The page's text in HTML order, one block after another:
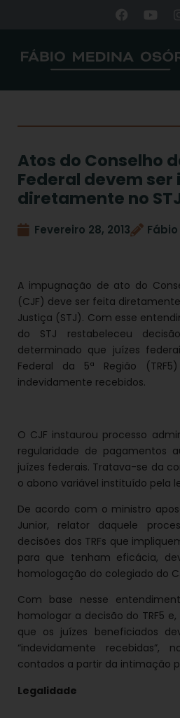
Atos do Conselho
Federal devem
diretamente no
Fevereiro 28, 2013
A impugnação de ato do
(CJF) deve ser feita
Justiça (STJ). Com esse
do STJ restabeleceu
determinado que juízes
Federal da 5ª Região
indevidamente recebidos.
O CJF instaurou processo
regularidade de pagamentos
juízes federais. Tratava-se da
o abono variável instituído pela
De acordo com o ministro
Junior, relator daquele
decisões dos TRFs que
para que tenham eficácia,
homologação do colegiado do
Com base nesse
homologar a decisão do TRF5
que os juízes beneficiados
“indevidamente
contados a partir da intimação
Legalidade